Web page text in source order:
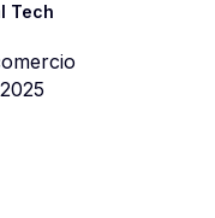
Tech